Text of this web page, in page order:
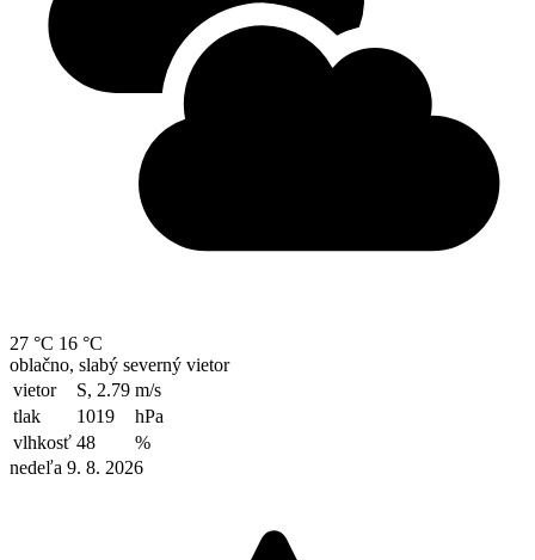
27 °C 16 °C
oblačno, slabý severný vietor
vietor
S, 2.79 m/s
tlak
1019
hPa
vlhkosť 48
%
nedeľa 9. 8. 2026